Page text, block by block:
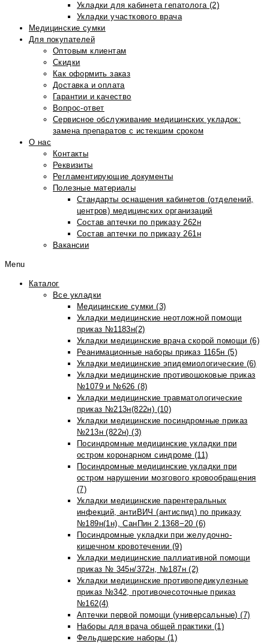
Укладки для кабинета гепатолога (2)
Укладки участкового врача
Медицинские сумки
Для покупателей
Оптовым клиентам
Скидки
Как оформить заказ
Доставка и оплата
Гарантии и качество
Вопрос-ответ
Сервисное обслуживание медицинских укладок:
замена препаратов с истекшим сроком
О нас
Контакты
Реквизиты
Регламентирующие документы
Полезные материалы
Стандарты оснащения кабинетов (отделений,
центров) медицинских организаций
Состав аптечки по приказу 262н
Состав аптечки по приказу 261н
Вакансии
Menu
Каталог
Все укладки
Медицинские сумки (3)
Укладки медицинские неотложной помощи
приказ №1183н(2)
Укладки медицинские врача скорой помощи (6)
Реанимационные наборы приказ 1165н (5)
Укладки медицинские эпидемиологические (6)
Укладки медицинские противошоковые приказ
№1079 и №626 (8)
Укладки медицинские травматологические
приказ №213н(822н) (10)
Укладки медицинские посиндромные приказ
№213н (822н) (3)
Посиндромные медицинские укладки при
остром коронарном синдроме (11)
Посиндромные медицинские укладки при
остром нарушении мозгового кровообращения
(7)
Укладки медицинские парентеральных
инфекций, антиВИЧ (антиспид) по приказу
№189н(1н), СанПин 2.1368−20 (6)
Посиндромные укладки при желудочно-
кишечном кровотечении (9)
Укладки медицинские паллиативной помощи
приказ № 345н/372н, №187н (2)
Укладки медицинские противопедикулезные
приказ №342, противочесоточные приказ
№162(4)
Аптечки первой помощи (универсальные) (7)
Наборы для врача общей практики (1)
Фельдшерские наборы (1)